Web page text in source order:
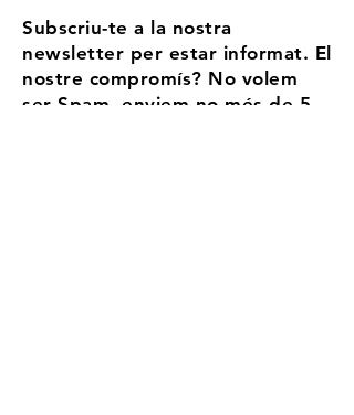
Subscriu-te a la nostra
newsletter per estar informat. El
nostre compromís? No volem
ser Spam, enviem no més de 5